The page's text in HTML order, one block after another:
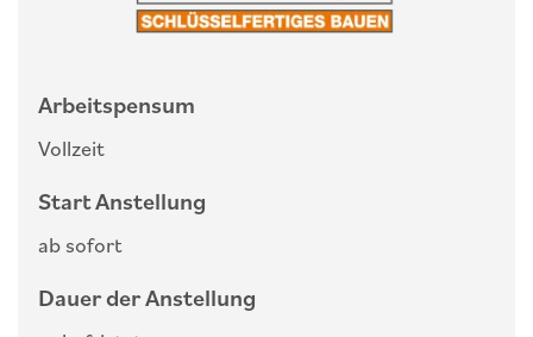
Arbeitspensum
Vollzeit
Start Anstellung
ab sofort
Dauer der Anstellung